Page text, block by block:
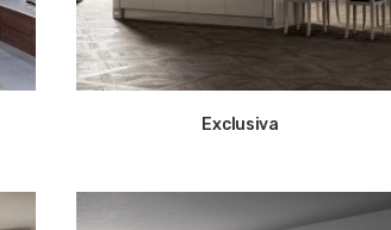
Exclusiva